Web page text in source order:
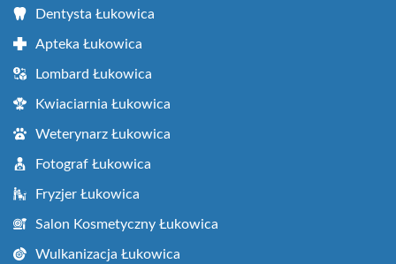
Dentysta Łukowica
Apteka Łukowica
Lombard Łukowica
Kwiaciarnia Łukowica
Weterynarz Łukowica
Fotograf Łukowica
Fryzjer Łukowica
Salon Kosmetyczny Łukowica
Wulkanizacja Łukowica